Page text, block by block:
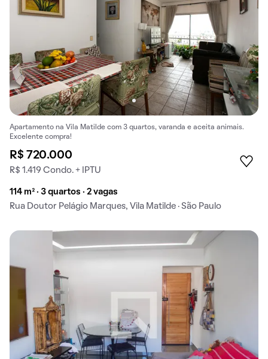
Apartamento na Vila Matilde com 3 quartos, varanda e aceita animais.
Excelente compra!
R$ 720.000
R$ 1.419 Condo. + IPTU
114 m² · 3 quartos · 2 vagas
Rua Doutor Pelágio Marques, Vila Matilde · São Paulo